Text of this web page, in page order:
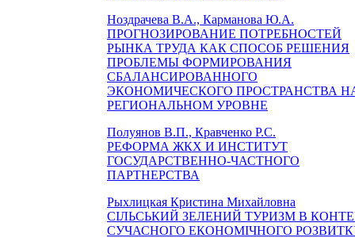
Ноздрачева В.А., Карманова Ю.А.
ПРОГНОЗИРОВАНИЕ ПОТРЕБНОСТЕЙ
РЫНКА ТРУДА КАК СПОСОБ РЕШЕНИЯ
ПРОБЛЕМЫ ФОРМИРОВАНИЯ
СБАЛАНСИРОВАННОГО
ЭКОНОМИЧЕСКОГО ПРОСТРАНСТВА
РЕГИОНАЛЬНОМ УРОВНЕ
Полуянов В.П., Кравченко Р.С.
РЕФОРМА ЖКХ И ИНСТИТУТ
ГОСУДАРСТВЕННО-ЧАСТНОГО
ПАРТНЕРСТВА
Рыхлицкая Кристина Михайловна
СІЛЬСЬКИЙ ЗЕЛЕНИЙ ТУРИЗМ В
СУЧАСНОГО ЕКОНОМІЧНОГО